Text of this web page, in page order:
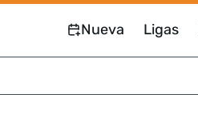
Nueva Ligas